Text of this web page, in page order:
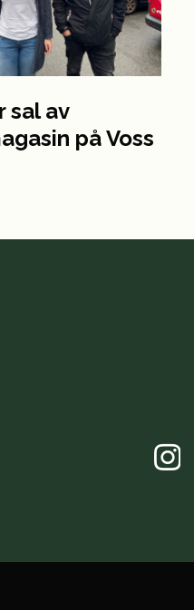
sal av
på Voss